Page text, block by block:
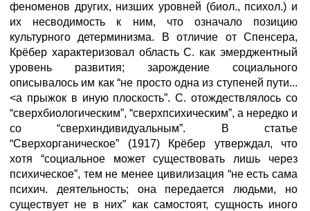
феноменов других, низших уровней (биол., психол.) и
их несводимость к ним, что означало позицию
культурного детерминизма. В отличие от Спенсера,
Крёбер характеризовал область С. как эмерджентный
уровень развития; зарождение социального
описывалось им как “не просто одна из ступеней пути...
<а прыжок в иную плоскость”. С. отождествлялось со
“сверхбиологическим”, “сверхпсихическим”, а нередко и
со “сверхиндивидуальным”. В статье
“Сверхорганическое” (1917) Крёбер утверждал, что
хотя “социальное может существовать лишь через
психическое”, тем не менее цивилизация “не есть сама
психич. деятельность; она передается людьми, но
существует не в них” как самостоят, сущность иного